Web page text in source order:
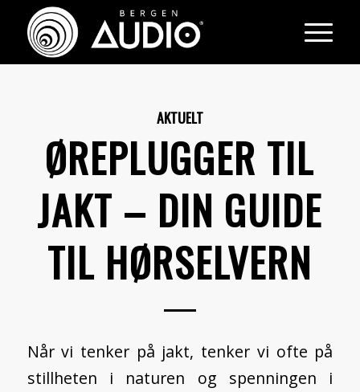
AKTUELT
ØREPLUGGER TIL
JAKT – DIN GUIDE
TIL HØRSELVERN
Når vi tenker på jakt, tenker vi ofte på
stillheten i naturen og spenningen i